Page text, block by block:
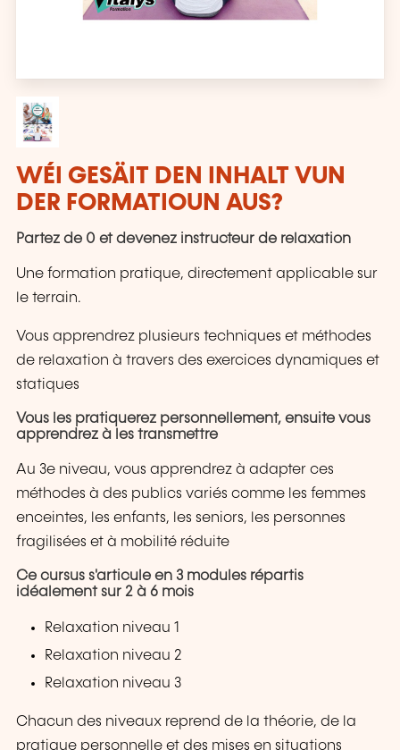
WÉI GESÄIT DEN INHALT VUN
DER FORMATIOUN AUS?
Partez de 0 et devenez instructeur de relaxation
Une formation pratique, directement applicable sur
le terrain.
Vous apprendrez plusieurs techniques et méthodes
de relaxation à travers des exercices dynamiques et
statiques
Vous les pratiquerez personnellement, ensuite vous
apprendrez à les transmettre
Au 3e niveau, vous apprendrez à adapter ces
méthodes à des publics variés comme les femmes
enceintes, les enfants, les seniors, les personnes
fragilisées et à mobilité réduite
Ce cursus s'articule en 3 modules répartis
idéalement sur 2 à 6 mois
Relaxation niveau 1
Relaxation niveau 2
Relaxation niveau 3
Chacun des niveaux reprend de la théorie, de la
pratique personnelle et des mises en situations